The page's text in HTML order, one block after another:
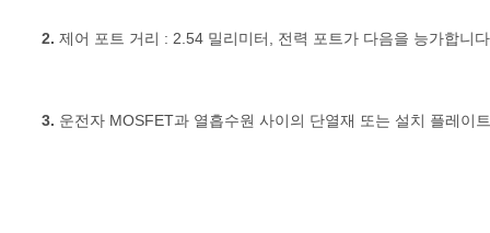
2. 제어 포트 거리 : 2.54 밀리미터, 전력 포트가 다음을 능가합니
3. 운전자 MOSFET과 열흡수원 사이의 단열재 또는 설치 플레이